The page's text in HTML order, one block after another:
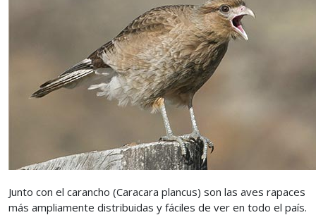
Junto con el carancho (Caracara plancus) son las aves rapaces
más ampliamente distribuidas y fáciles de ver en todo el país.